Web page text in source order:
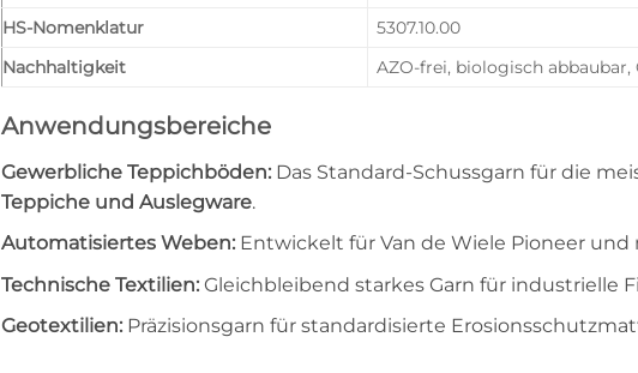
HS-Nomenklatur
5307.10.00
Nachhaltigkeit
AZO-frei, biologisch abbaubar,
Anwendungsbereiche
Gewerbliche Teppichböden: Das Standard-Schussgarn für die
Teppiche und Auslegware.
Automatisiertes Weben: Entwickelt für Van de Wiele Pioneer
Technische Textilien: Gleichbleibend starkes Garn für industrielle
Geotextilien: Präzisionsgarn für standardisierte